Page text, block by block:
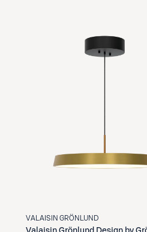
VALAISIN GRÖNLUND